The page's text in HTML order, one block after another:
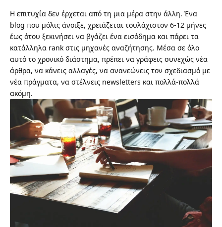
Η επιτυχία δεν έρχεται από τη μια μέρα στην άλλη. Ένα
blog που μόλις άνοιξε, χρειάζεται τουλάχιστον 6-12 μήνες
έως ότου ξεκινήσει να βγάζει ένα εισόδημα και πάρει τα
κατάλληλα rank στις μηχανές αναζήτησης. Μέσα σε όλο
αυτό το χρονικό διάστημα, πρέπει να γράφεις συνεχώς νέα
άρθρα, να κάνεις αλλαγές, να ανανεώνεις τον σχεδιασμό με
νέα πράγματα, να στέλνεις newsletters και πολλά-πολλά
ακόμη.